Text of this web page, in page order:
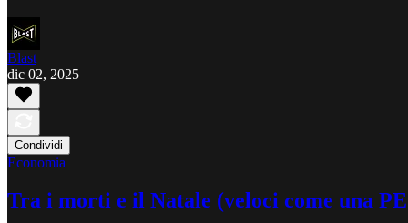
Blast
dic 02, 2025
Condividi
Economia
Tra i morti e il Natale (veloci come una